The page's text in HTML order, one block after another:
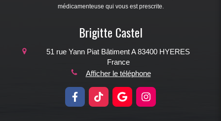
médicamenteuse qui vous est prescrite.
Brigitte Castel
51 rue Yann Piat Bâtiment A83400 HYERES
France
Afficher le téléphone